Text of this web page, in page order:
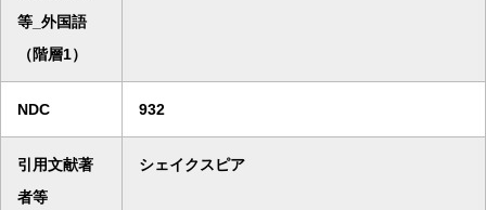
等_外国語
（階層1）
NDC 932
引用文献著
者等
シェイクスピア